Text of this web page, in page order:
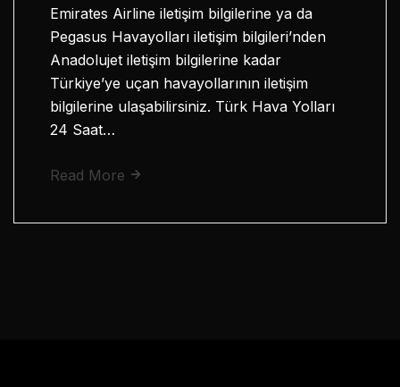
Emirates Airline iletişim bilgilerine ya da
Pegasus Havayolları iletişim bilgileri’nden
Anadolujet iletişim bilgilerine kadar
Türkiye’ye uçan havayollarının iletişim
bilgilerine ulaşabilirsiniz. Türk Hava Yolları
24 Saat…
Read More